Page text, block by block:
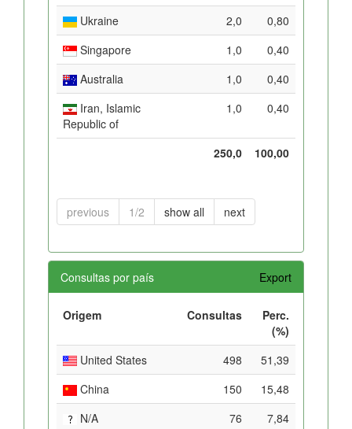
Ukraine
2,0
0,80
Singapore
1,0
0,40
Australia
1,0
0,40
Iran, Islamic
Republic of
1,0 0,40
250,0 100,00
previous 1/2 show all next
Consultas por país Export
Origem Consultas
Perc.
(%)
United States
498
51,39
China
150
15,48
N/A
76
7,84